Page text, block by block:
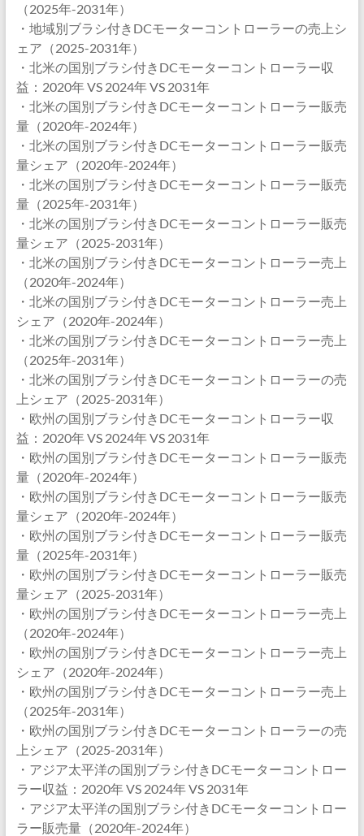
（2025年-2031年）
・地域別ブラシ付きDCモーターコントローラーの売上シ
ェア（2025-2031年）
・北米の国別ブラシ付きDCモーターコントローラー収
益：2020年 VS 2024年 VS 2031年
・北米の国別ブラシ付きDCモーターコントローラー販売
量（2020年-2024年）
・北米の国別ブラシ付きDCモーターコントローラー販売
量シェア（2020年-2024年）
・北米の国別ブラシ付きDCモーターコントローラー販売
量（2025年-2031年）
・北米の国別ブラシ付きDCモーターコントローラー販売
量シェア（2025-2031年）
・北米の国別ブラシ付きDCモーターコントローラー売上
（2020年-2024年）
・北米の国別ブラシ付きDCモーターコントローラー売上
シェア（2020年-2024年）
・北米の国別ブラシ付きDCモーターコントローラー売上
（2025年-2031年）
・北米の国別ブラシ付きDCモーターコントローラーの売
上シェア（2025-2031年）
・欧州の国別ブラシ付きDCモーターコントローラー収
益：2020年 VS 2024年 VS 2031年
・欧州の国別ブラシ付きDCモーターコントローラー販売
量（2020年-2024年）
・欧州の国別ブラシ付きDCモーターコントローラー販売
量シェア（2020年-2024年）
・欧州の国別ブラシ付きDCモーターコントローラー販売
量（2025年-2031年）
・欧州の国別ブラシ付きDCモーターコントローラー販売
量シェア（2025-2031年）
・欧州の国別ブラシ付きDCモーターコントローラー売上
（2020年-2024年）
・欧州の国別ブラシ付きDCモーターコントローラー売上
シェア（2020年-2024年）
・欧州の国別ブラシ付きDCモーターコントローラー売上
（2025年-2031年）
・欧州の国別ブラシ付きDCモーターコントローラーの売
上シェア（2025-2031年）
・アジア太平洋の国別ブラシ付きDCモーターコントロー
ラー収益：2020年 VS 2024年 VS 2031年
・アジア太平洋の国別ブラシ付きDCモーターコントロー
ラー販売量（2020年-2024年）